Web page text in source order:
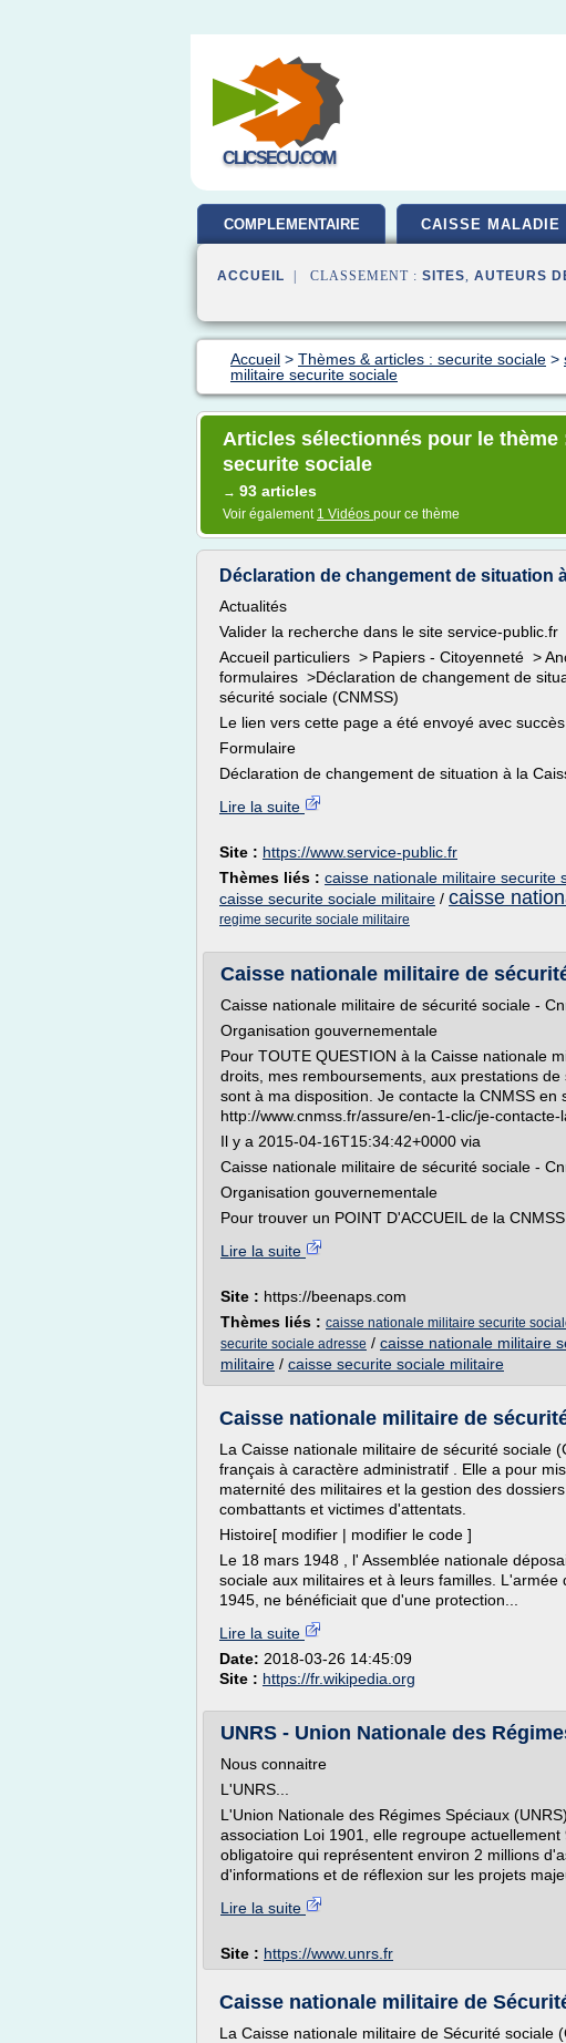
CLICSECU.COM
COMPLEMENTAIRE CAISSE MALADIE
ACCUEIL | CLASSEMENT : SITES, AUTEURS
Accueil > Thèmes & articles : securite sociale >
militaire securite sociale
Articles sélectionnés pour le
securite sociale
→ 93 articles
Voir également 1 Vidéos pour ce thème
Déclaration de changement de situation
Actualités
Valider la recherche dans le site service-public.fr
Accueil particuliers > Papiers - Citoyenneté >
formulaires >Déclaration de changement de
sécurité sociale (CNMSS)
Le lien vers cette page a été envoyé avec
Formulaire
Déclaration de changement de situation à la
Lire la suite
Site : https://www.service-public.fr
Thèmes liés : caisse nationale militaire securite
caisse securite sociale militaire / caisse
regime securite sociale militaire
Caisse nationale militaire de
Caisse nationale militaire de sécurité sociale -
Organisation gouvernementale
Pour TOUTE QUESTION à la Caisse nationale
droits, mes remboursements, aux prestations
sont à ma disposition. Je contacte la CNMSS en
http://www.cnmss.fr/assure/en-1-clic/je-
Il y a 2015-04-16T15:34:42+0000 via
Caisse nationale militaire de sécurité sociale -
Organisation gouvernementale
Pour trouver un POINT D'ACCUEIL de la
Lire la suite
Site : https://beenaps.com
Thèmes liés : caisse nationale militaire securite
securite sociale adresse / caisse nationale militaire
militaire / caisse securite sociale militaire
Caisse nationale militaire de
La Caisse nationale militaire de sécurité sociale
français à caractère administratif . Elle a pour
maternité des militaires et la gestion des
combattants et victimes d'attentats.
Histoire[ modifier | modifier le code ]
Le 18 mars 1948 , l' Assemblée nationale
sociale aux militaires et à leurs familles.
1945, ne bénéficiait que d'une protection...
Lire la suite
Date: 2018-03-26 14:45:09
Site : https://fr.wikipedia.org
UNRS - Union Nationale des
Nous connaitre
L'UNRS...
L'Union Nationale des Régimes Spéciaux
association Loi 1901, elle regroupe
obligatoire qui représentent environ 2 millions
d'informations et de réflexion sur les projets
Lire la suite
Site : https://www.unrs.fr
Caisse nationale militaire de
La Caisse nationale militaire de Sécurité sociale